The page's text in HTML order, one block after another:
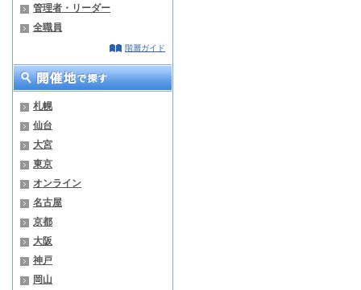
管理者・リーダー
全職員
階層ガイド
札幌
仙台
大宮
東京
オンライン
名古屋
京都
大阪
神戸
岡山